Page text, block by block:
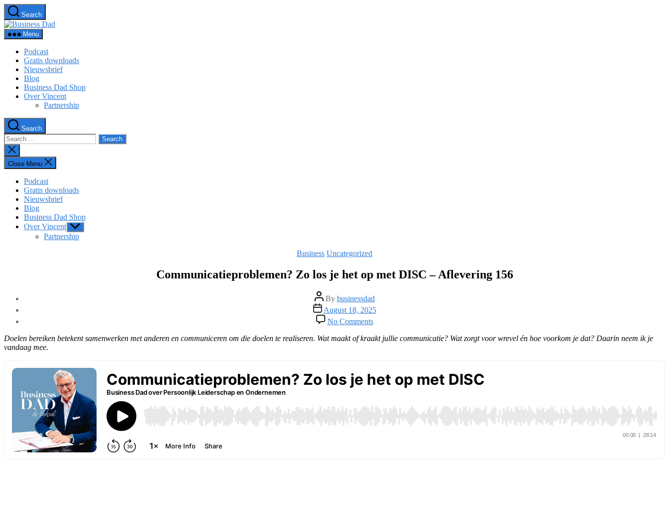
Skip
to
the
content
Search
Menu
Podcast
Gratis downloads
Nieuwsbrief
Blog
Business Dad Shop
Over Vincent
Partnership
Search
Search
for:
Close
search
Close Menu
Podcast
Gratis downloads
Nieuwsbrief
Blog
Business Dad Shop
Over Vincent Show
sub
menu
Partnership
Categories
Business Uncategorized
Communicatieproblemen? Zo los je het op met DISC – Aflevering 156
Post
author
By businessdad
Post
date
August 18, 2025
No Commentson
Communicatieproblemen?
Zo
los
met
Aflevering
156
Doelen bereiken betekent samenwerken met anderen en communiceren om die doelen te realiseren. Wat maakt of kraakt jullie communicatie? Wat zorgt voor wrevel én hoe voorkom je dat? Daarin neem ik je
vandaag mee.